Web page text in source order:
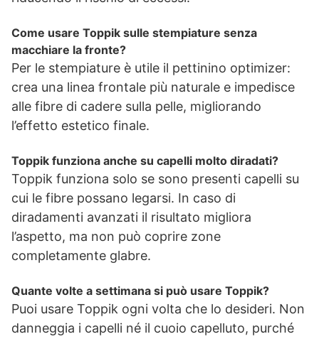
Come usare Toppik sulle stempiature senza
macchiare la fronte?
Per le stempiature è utile il pettinino optimizer:
crea una linea frontale più naturale e impedisce
alle fibre di cadere sulla pelle, migliorando
l’effetto estetico finale.
Toppik funziona anche su capelli molto diradati?
Toppik funziona solo se sono presenti capelli su
cui le fibre possano legarsi. In caso di
diradamenti avanzati il risultato migliora
l’aspetto, ma non può coprire zone
completamente glabre.
Quante volte a settimana si può usare Toppik?
Puoi usare Toppik ogni volta che lo desideri. Non
danneggia i capelli né il cuoio capelluto, purché